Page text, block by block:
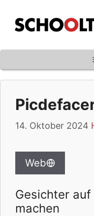
Inhalt
springen
14. Oktober 2024
Web
Gesichter
machen